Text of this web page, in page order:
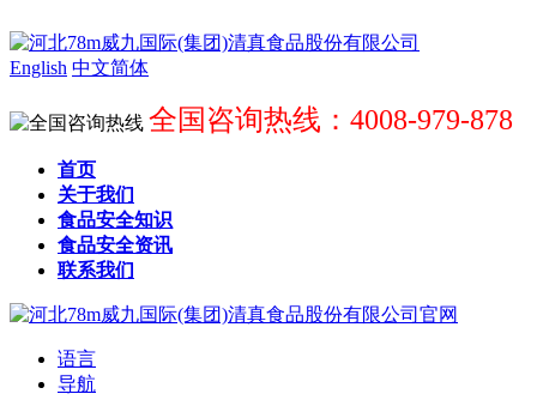
English 中文简体
全国咨询热线：4008-979-878
首页
关于我们
食品安全知识
食品安全资讯
联系我们
语言
导航